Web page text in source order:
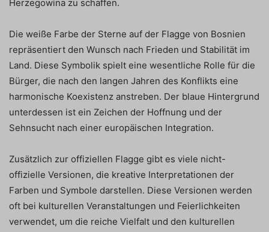
Herzegowina zu schaffen.
Die weiße Farbe der Sterne auf der Flagge von Bosnien
repräsentiert den Wunsch nach Frieden und Stabilität im
Land. Diese Symbolik spielt eine wesentliche Rolle für die
Bürger, die nach den langen Jahren des Konflikts eine
harmonische Koexistenz anstreben. Der blaue Hintergrund
unterdessen ist ein Zeichen der Hoffnung und der
Sehnsucht nach einer europäischen Integration.
Zusätzlich zur offiziellen Flagge gibt es viele nicht-
offizielle Versionen, die kreative Interpretationen der
Farben und Symbole darstellen. Diese Versionen werden
oft bei kulturellen Veranstaltungen und Feierlichkeiten
verwendet, um die reiche Vielfalt und den kulturellen